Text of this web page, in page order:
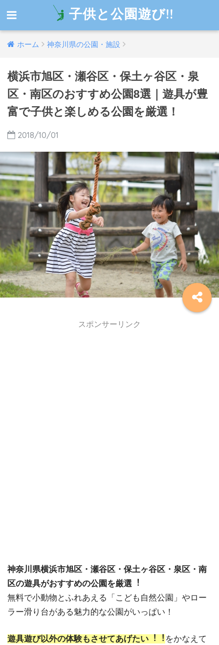
子供と公園遊び!!
ホーム 神奈川県の公園・施設
横浜市旭区・瀬谷区・保土ヶ谷区・泉
区・南区のおすすめ公園8選｜遊具が豊
富で子供と楽しめる公園を厳選！
2018/10/01
スポンサーリンク
神奈川県横浜市旭区・瀬谷区・保土ヶ谷区・泉区・南
区の遊具がおすすめの公園を厳選︕
無料で小動物とふれあえる「こども自然公園」やロー
ラー滑り台がある魅力的な公園がいっぱい！
遊具遊び以外の体験もさせてあげたい︕︕ をかなえて